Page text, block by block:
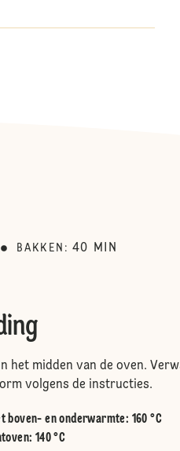
BAKKEN : 40 MIN
het midden van de oven.
volgens de instructies.
boven- en onderwarmte: 160 °C
: 140 °C